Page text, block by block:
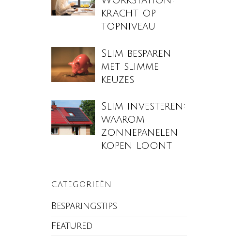
kracht op
topniveau
Slim besparen
met slimme
keuzes
Slim investeren:
waarom
zonnepanelen
kopen loont
CATEGORIEËN
Besparingstips
Featured